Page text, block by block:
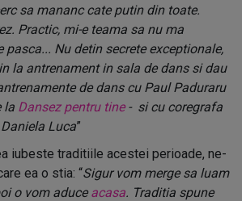
sa mananc cate putin din toate.
Practic, mi-e teama sa nu ma
pasca... Nu detin secrete exceptionale,
la antrenament in sala de dans si dau
de dans cu Paul Paduraru
la Dansez pentru tine- si cu coregrafa
Luca”
iubeste traditiile acestei perioade, ne-
ea o stia: “Sigur vom merge sa luam
o vom aduce acasa. Traditia spune